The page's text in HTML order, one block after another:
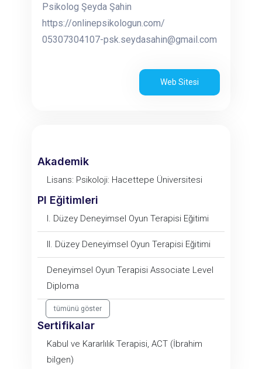
Psikolog Şeyda Şahin
https://onlinepsikologun.com/
05307304107-psk.seydasahin@gmail.com
Web Sitesi
Akademik
Lisans: Psikoloji: Hacettepe Üniversitesi
PI Eğitimleri
I. Düzey Deneyimsel Oyun Terapisi Eğitimi
II. Düzey Deneyimsel Oyun Terapisi Eğitimi
Deneyimsel Oyun Terapisi Associate Level
Diploma
tümünü göster
Sertifikalar
Kabul ve Kararlılık Terapisi, ACT (İbrahim
bilgen)